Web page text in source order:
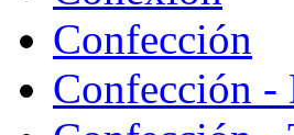
Confección
Confección